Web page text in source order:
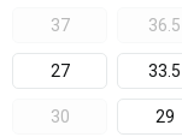
37 36.5
27 33.5
30 29